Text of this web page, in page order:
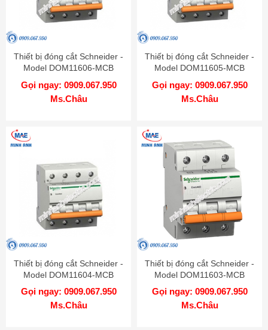
Thiết bị đóng cắt Schneider -
Model DOM11606-MCB
Gọi ngay: 0909.067.950
Ms.Châu
Thiết bị đóng cắt Schneider -
Model DOM11605-MCB
Gọi ngay: 0909.067.950
Ms.Châu
Thiết bị đóng cắt Schneider -
Model DOM11604-MCB
Gọi ngay: 0909.067.950
Ms.Châu
Thiết bị đóng cắt Schneider -
Model DOM11603-MCB
Gọi ngay: 0909.067.950
Ms.Châu